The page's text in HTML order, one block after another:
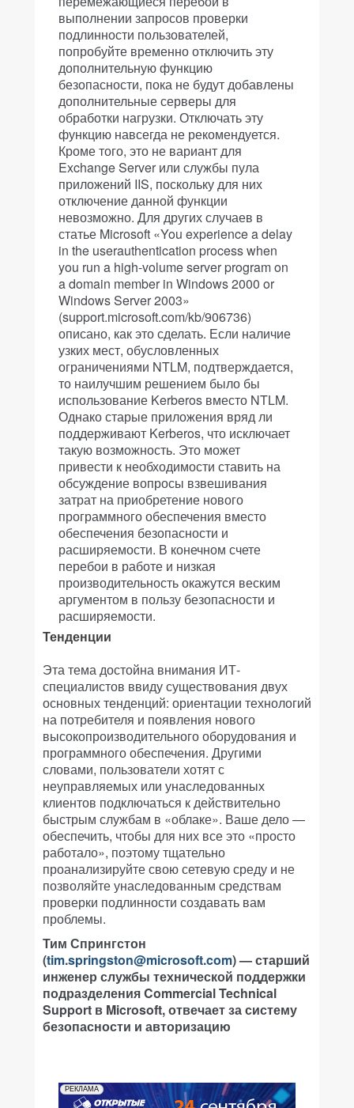
выполнении запросов проверки
подлинности пользователей,
попробуйте временно отключить эту
дополнительную функцию
безопасности, пока не будут добавлены
дополнительные серверы для
обработки нагрузки. Отключать эту
функцию навсегда не рекомендуется.
Кроме того, это не вариант для
Exchange Server или службы пула
приложений IIS, поскольку для них
отключение данной функции
невозможно. Для других случаев в
статье Microsoft «You experience a delay
in the userauthentication process when
you run a high-volume server program on
a domain member in Windows 2000 or
Windows Server 2003»
(support.microsoft.com/kb/906736)
описано, как это сделать. Если наличие
узких мест, обусловленных
ограничениями NTLM, подтверждается,
то наилучшим решением было бы
использование Kerberos вместо NTLM.
Однако старые приложения вряд ли
поддерживают Kerberos, что исключает
такую возможность. Это может
привести к необходимости ставить на
обсуждение вопросы взвешивания
затрат на приобретение нового
программного обеспечения вместо
обеспечения безопасности и
расширяемости. В конечном счете
перебои в работе и низкая
производительность окажутся веским
аргументом в пользу безопасности и
расширяемости.
Тенденции
Эта тема достойна внимания ИТ-
специалистов ввиду существования двух
основных тенденций: ориентации технологий
на потребителя и появления нового
высокопроизводительного оборудования и
программного обеспечения. Другими
словами, пользователи хотят с
неуправляемых или унаследованных
клиентов подключаться к действительно
быстрым службам в «облаке». Ваше дело —
обеспечить, чтобы для них все это «просто
работало», поэтому тщательно
проанализируйте свою сетевую среду и не
позволяйте унаследованным средствам
проверки подлинности создавать вам
проблемы.
Тим Спрингстон
(tim.springston@microsoft.com) — старший
инженер службы технической поддержки
подразделения Commercial Technical
Support в Microsoft, отвечает за систему
безопасности и авторизацию
РЕКЛАМА